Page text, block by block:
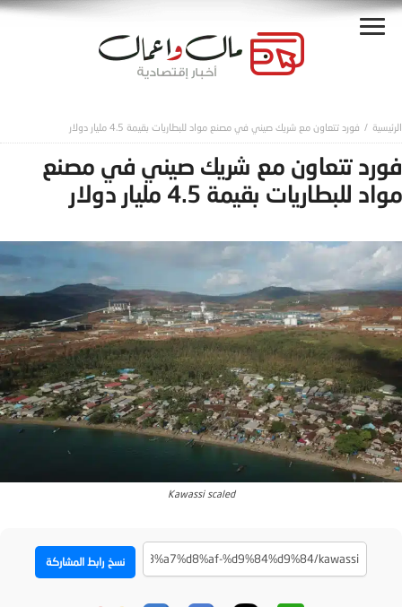
فورد تتعاون مع شريك صيني في مصنع مواد للبطاريات بقيمة 4.5 مليار دولار
فورد تتعاون مع شريك صيني في مصنع
مواد للبطاريات بقيمة 4.5 مليار دولار
Kawassi scaled
نسخ رابط المشاركة